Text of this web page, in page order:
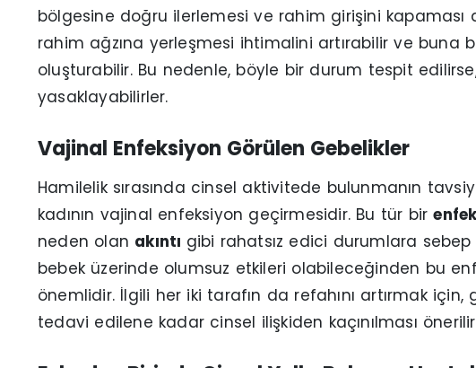
bölgesine doğru ilerlemesi ve rahim girişini kapaması
rahim ağzına yerleşmesi ihtimalini artırabilir ve buna
oluşturabilir. Bu nedenle, böyle bir durum tespit
yasaklayabilirler.
Vajinal Enfeksiyon Görülen Gebelikler
Hamilelik sırasında cinsel aktivitede bulunmanın
kadının vajinal enfeksiyon geçirmesidir. Bu tür bir
neden olan akıntı gibi rahatsız edici durumlara
bebek üzerinde olumsuz etkileri olabileceğinden bu
önemlidir. İlgili her iki tarafın da refahını artırmak
tedavi edilene kadar cinsel ilişkiden kaçınılması